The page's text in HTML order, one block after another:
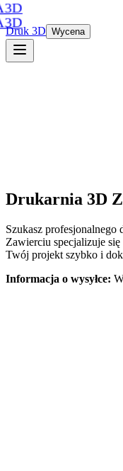
Druk 3D Wycena
Drukarnia 3D
Szukasz profesjonalnego
Zawierciu specjalizuje
Twój projekt szybko i
Informacja o wysyłce: